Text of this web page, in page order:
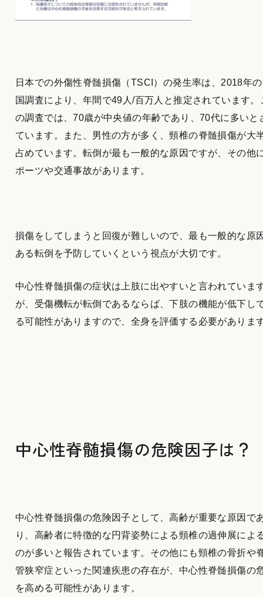
日本での外傷性脊髄損傷（TSCI）の発生率は、2018年
国調査により、年間で49人/百万人と推定されています。
の調査では、70歳が中央値の年齢であり、70代に多いと
ています。また、男性の方が多く、頸椎の脊髄損傷が大
占めています。転倒が最も一般的な原因ですが、その他
ポーツや交通事故があります。
損傷をしてしまうと回復が難しいので、最も一般的な原
ある転倒を予防していくという視点が大切です。
中心性脊髄損傷の症状は上肢に出やすいと言われていま
が、受傷機転が転倒であるならば、下肢の機能が低下し
る可能性がありますので、全身を評価する必要がありま
中心性脊髄損傷の危険因子は？
中心性脊髄損傷の危険因子として、高齢が重要な原因で
り、高齢者に特徴的な円背姿勢による頸椎の過伸展によ
のが多いと報告されています。その他にも頸椎の骨折や
管狭窄症といった関連疾患の存在が、中心性脊髄損傷の
を高める可能性があります。